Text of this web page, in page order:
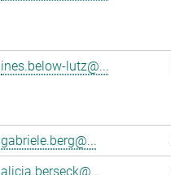
ines.below-lutz@...
gabriele.berg@...
alicja.berseck@...